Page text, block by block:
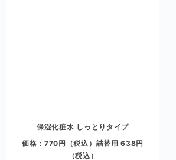
保湿化粧水 しっとりタイプ
価格：770円（税込）詰替用 638円
（税込）